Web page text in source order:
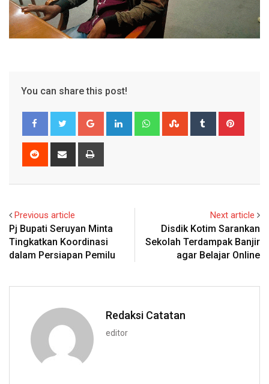
You can share this post!
Google+ LinkedIn WhatsappStumbleUpon
Tumblr
Reddit
Share
Previous article
Pj Bupati Seruyan Minta
Tingkatkan Koordinasi
dalam Persiapan Pemilu
Next article
Disdik Kotim Sarankan
Sekolah Terdampak Banjir
agar Belajar Online
Redaksi Catatan
editor